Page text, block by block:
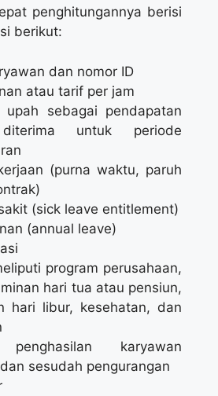
penghitungannya berisi
berikut:
dan nomor ID
atau tarif per jam
sebagai pendapatan
untuk periode
(purna waktu, paruh
(sick leave entitlement)
(annual leave)
program perusahaan,
hari tua atau pensiun,
hari libur, kesehatan, dan
penghasilan karyawan
sesudah pengurangan